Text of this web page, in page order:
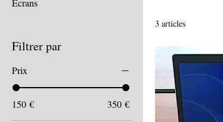
Écrans
Filtrer par
Prix
150 € 350 €
3 articles